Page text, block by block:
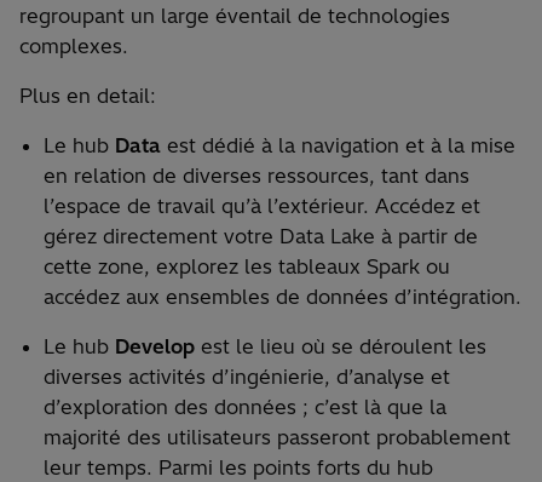
regroupant un large éventail de technologies
complexes.
Plus en detail:
Le hub Data est dédié à la navigation et à la mise
en relation de diverses ressources, tant dans
l’espace de travail qu’à l’extérieur. Accédez et
gérez directement votre Data Lake à partir de
cette zone, explorez les tableaux Spark ou
accédez aux ensembles de données d’intégration.
Le hub Develop est le lieu où se déroulent les
diverses activités d’ingénierie, d’analyse et
d’exploration des données ; c’est là que la
majorité des utilisateurs passeront probablement
leur temps. Parmi les points forts du hub